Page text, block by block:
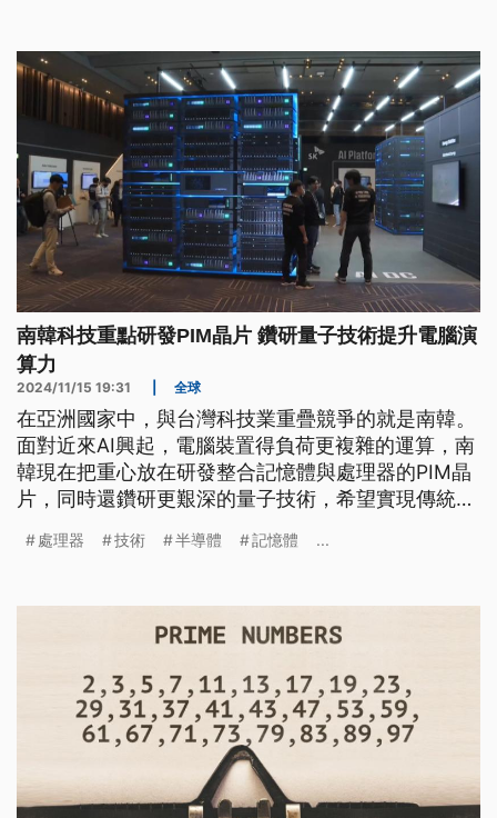
南韓科技重點研發PIM晶片 鑽研量子技術提升電腦演
算力
2024/11/15 19:31 全球
在亞洲國家中，與台灣科技業重疊競爭的就是南韓。
面對近來AI興起，電腦裝置得負荷更複雜的運算，南
韓現在把重心放在研發整合記憶體與處理器的PIM晶
片，同時還鑽研更艱深的量子技術，希望實現傳統電
處理器 技術 半導體 記憶體 ...